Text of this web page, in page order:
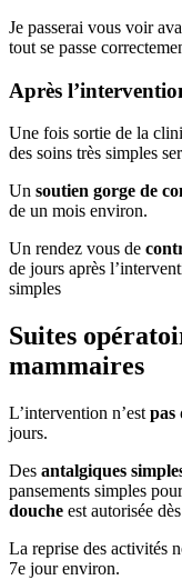
Je passerai vous voir
tout se passe
Après
Une fois sortie de la
des soins très simples
Un soutien gorge de
de un mois environ.
Un rendez vous de
de jours après
simples
Suites
mammaires
L’intervention n’est pas
jours.
Des antalgiques
pansements simples
douche est autorisée
La reprise des activités
7e jour environ.